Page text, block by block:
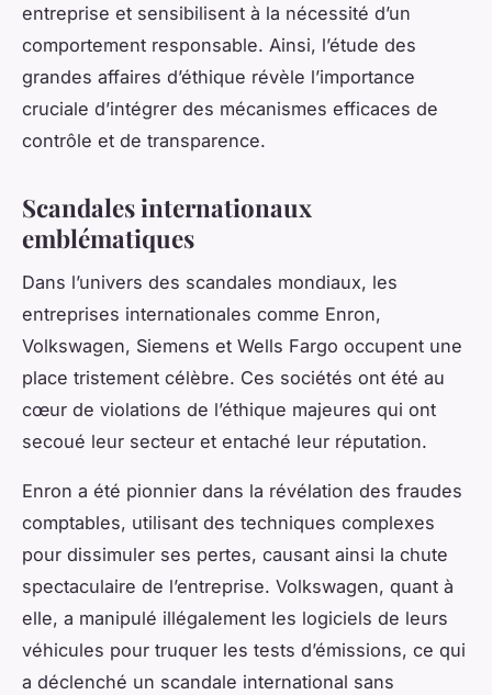
entreprise et sensibilisent à la nécessité d’un
comportement responsable. Ainsi, l’étude des
grandes affaires d’éthique révèle l’importance
cruciale d’intégrer des mécanismes efficaces de
contrôle et de transparence.
Scandales internationaux
emblématiques
Dans l’univers des scandales mondiaux, les
entreprises internationales comme Enron,
Volkswagen, Siemens et Wells Fargo occupent une
place tristement célèbre. Ces sociétés ont été au
cœur de violations de l’éthique majeures qui ont
secoué leur secteur et entaché leur réputation.
Enron a été pionnier dans la révélation des fraudes
comptables, utilisant des techniques complexes
pour dissimuler ses pertes, causant ainsi la chute
spectaculaire de l’entreprise. Volkswagen, quant à
elle, a manipulé illégalement les logiciels de leurs
véhicules pour truquer les tests d’émissions, ce qui
a déclenché un scandale international sans